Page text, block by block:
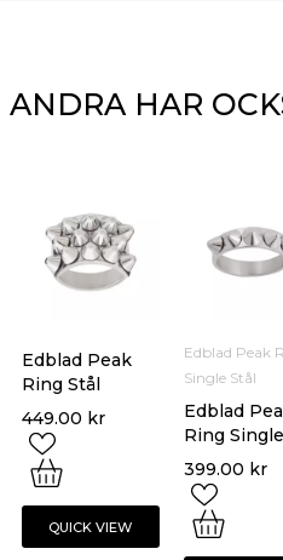
ANDRA HAR
Edblad Peak
Ring Stål
449.00 kr
QUICK VIEW
Edblad Peak
Single Stål
Edblad
Ring
399.00 kr